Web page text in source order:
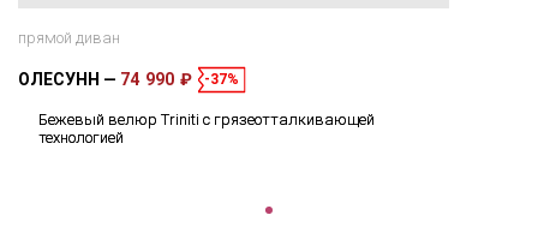
прямой диван
ОЛЕСУНН 74 990 ₽ -37%
Бежевый велюр Triniti с грязеотталкивающей
технологией